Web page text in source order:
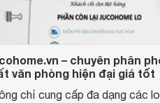
– chuyên phân
văn phòng hiện đại giá tốt
chỉ cung cấp đa dạng các